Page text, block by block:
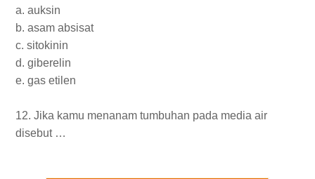
a. auksin
b. asam absisat
c. sitokinin
d. giberelin
e. gas etilen
12. Jika kamu menanam tumbuhan pada media air
disebut …